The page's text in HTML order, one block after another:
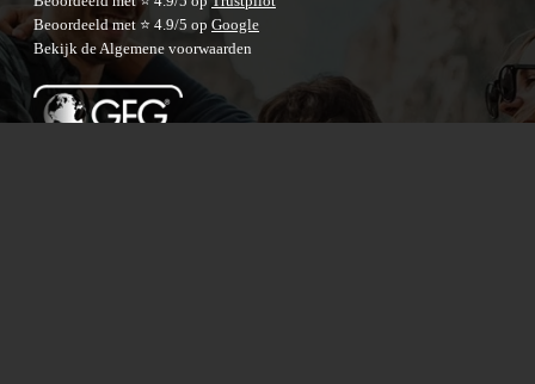
Beoordeeld met ⭐ 4.9/5 op Google
Bekijk de Algemene voorwaarden